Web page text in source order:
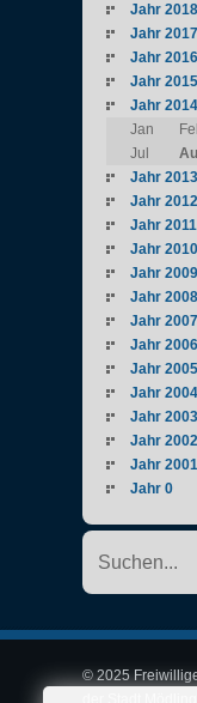
Jahr 2018
Jahr 2017
Jahr 2016
Jahr 2015
Jahr 2014
Jan
Jul
Jahr 2013
Jahr 2012
Jahr 2011
Jahr 2010
Jahr 2009
Jahr 2008
Jahr 2007
Jahr 2006
Jahr 2005
Jahr 2004
Jahr 2003
Jahr 2002
Jahr 2001
Jahr 0
© 2025